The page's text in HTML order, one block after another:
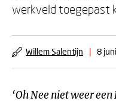
werkveld toegepast
Willem Salentijn | 8
‘Oh Nee niet weer